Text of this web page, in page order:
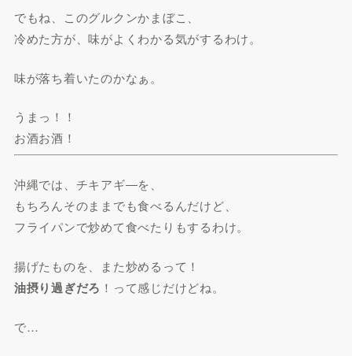
でもね、このグルクンかまぼこ、
冷めた方が、味がよくわかる気がするわけ。
味が落ち着いたのかなぁ。
うまっ！！
お酒お酒！
沖縄では、チキアギ―を、
もちろんそのままでも食べるんだけど、
フライパンで炒めて食べたりもするわけ。
揚げたものを、また炒めるって！
油摂り過ぎだろ ！って感じだけどね。
で…